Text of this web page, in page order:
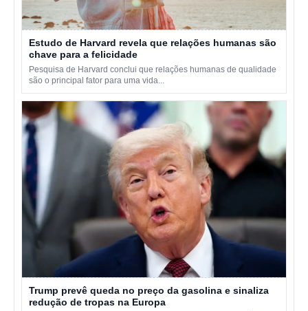
Estudo de Harvard revela que relações humanas são
chave para a felicidade
Pesquisa de Harvard conclui que relações humanas de qualidade
são o principal fator para uma vida...
Trump prevê queda no preço da gasolina e sinaliza
redução de tropas na Europa